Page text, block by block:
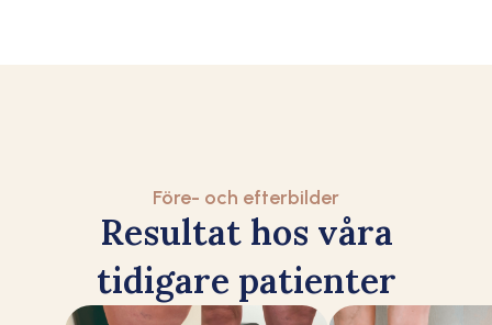
Före- och efterbilder
Resultat hos våra
tidigare patienter